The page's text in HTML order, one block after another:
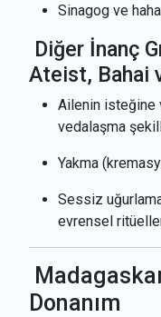
Sinagog ve
Diğer İnanç
Ateist, Bahai
Ailenin isteğine
vedalaşma
Yakma
Sessiz
evrensel
Donanım